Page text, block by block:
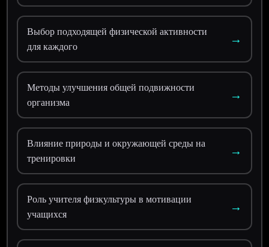
Выбор подходящей физической активности
для каждого
→
Методы улучшения общей подвижности
организма
→
Влияние природы и окружающей среды на
тренировки
→
Роль учителя физкультуры в мотивации
учащихся
→